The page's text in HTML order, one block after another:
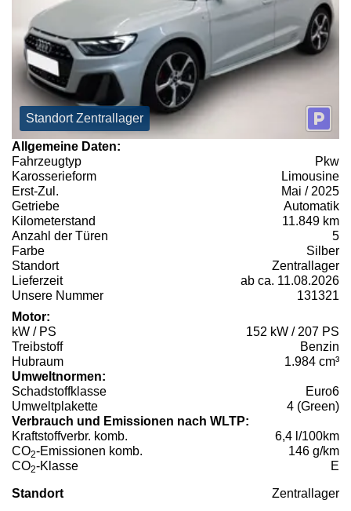
Standort Zentrallager
Allgemeine Daten:
Fahrzeugtyp
Pkw
Karosserieform
Limousine
Erst-Zul.
Mai / 2025
Getriebe
Automatik
Kilometerstand
11.849 km
Anzahl der Türen
5
Farbe
Silber
Standort
Zentrallager
Lieferzeit
ab ca. 11.08.2026
Unsere Nummer
131321
Motor:
kW / PS
152 kW / 207 PS
Treibstoff
Benzin
Hubraum
1.984 cm³
Umweltnormen:
Schadstoffklasse
Euro6
Umweltplakette
4 (Green)
Verbrauch und Emissionen nach WLTP:
Kraftstoffverbr. komb.
6,4 l/100km
CO2-Emissionen komb.
146 g/km
CO2-Klasse E
Standort Zentrallager